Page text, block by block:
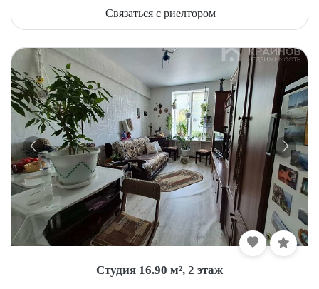
Связаться с риелтором
Студия 16.90 м², 2 этаж